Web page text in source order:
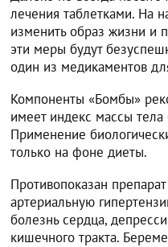
лечения таблетками. На
изменить образ жизни и
эти меры будут
один из медикаментов
Компоненты «Бомбы»
имеет индекс массы
Применение
только на фоне диеты.
Противопоказан
артериальную
болезнь сердца,
кишечного тракта.